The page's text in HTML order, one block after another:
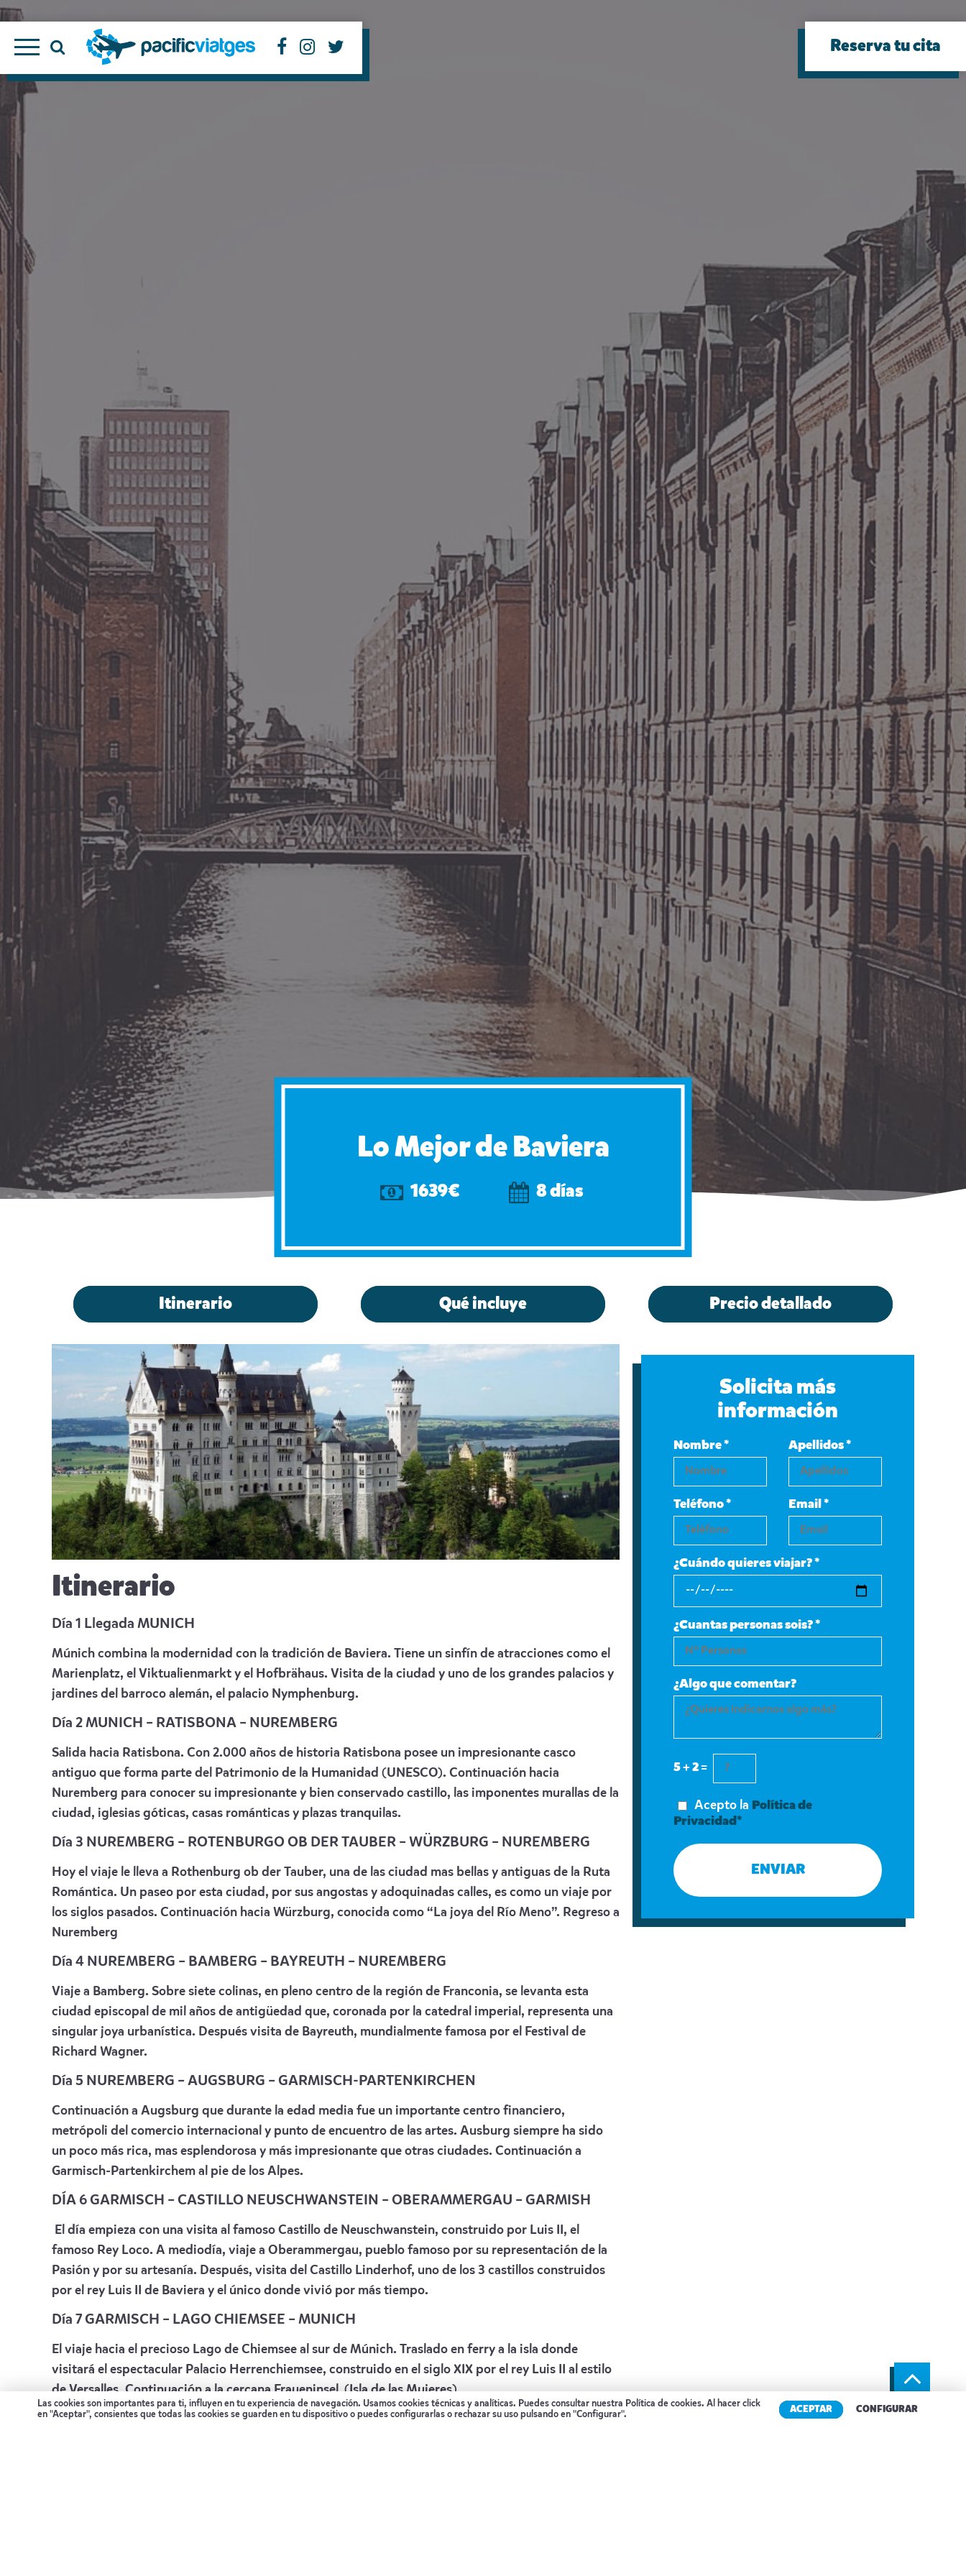
Reserva tu cita
Lo Mejor de Baviera
1639€ 8 días
Itinerario Qué incluye Precio detallado
Itinerario
Día 1 Llegada MUNICH
Múnich combina la modernidad con la tradición de Baviera. Tiene un sinfín de atracciones como el
Marienplatz, el Viktualienmarkt y el Hofbrähaus. Visita de la ciudad y uno de los grandes palacios y
jardines del barroco alemán, el palacio Nymphenburg.
Día 2 MUNICH – RATISBONA – NUREMBERG
Salida hacia Ratisbona. Con 2.000 años de historia Ratisbona posee un impresionante casco
antiguo que forma parte del Patrimonio de la Humanidad (UNESCO). Continuación hacia
Nuremberg para conocer su impresionante y bien conservado castillo, las imponentes murallas de la
ciudad, iglesias góticas, casas románticas y plazas tranquilas.
Día 3 NUREMBERG – ROTENBURGO OB DER TAUBER – WÜRZBURG – NUREMBERG
Hoy el viaje le lleva a Rothenburg ob der Tauber, una de las ciudad mas bellas y antiguas de la Ruta
Romántica. Un paseo por esta ciudad, por sus angostas y adoquinadas calles, es como un viaje por
los siglos pasados. Continuación hacia Würzburg, conocida como “La joya del Río Meno”. Regreso a
Nuremberg
Día 4 NUREMBERG – BAMBERG – BAYREUTH – NUREMBERG
Viaje a Bamberg. Sobre siete colinas, en pleno centro de la región de Franconia, se levanta esta
ciudad episcopal de mil años de antigüedad que, coronada por la catedral imperial, representa una
singular joya urbanística. Después visita de Bayreuth, mundialmente famosa por el Festival de
Richard Wagner.
Día 5 NUREMBERG – AUGSBURG – GARMISCH-PARTENKIRCHEN
Continuación a Augsburg que durante la edad media fue un importante centro financiero,
metrópoli del comercio internacional y punto de encuentro de las artes. Ausburg siempre ha sido
un poco más rica, mas esplendorosa y más impresionante que otras ciudades. Continuación a
Garmisch-Partenkirchem al pie de los Alpes.
DÍA 6 GARMISCH – CASTILLO NEUSCHWANSTEIN – OBERAMMERGAU – GARMISH
El día empieza con una visita al famoso Castillo de Neuschwanstein, construido por Luis II, el
famoso Rey Loco. A mediodía, viaje a Oberammergau, pueblo famoso por su representación de la
Pasión y por su artesanía. Después, visita del Castillo Linderhof, uno de los 3 castillos construidos
por el rey Luis II de Baviera y el único donde vivió por más tiempo.
Día 7 GARMISCH – LAGO CHIEMSEE – MUNICH
El viaje hacia el precioso Lago de Chiemsee al sur de Múnich. Traslado en ferry a la isla donde
visitará el espectacular Palacio Herrenchiemsee, construido en el siglo XIX por el rey Luis II al estilo
de Versalles. Continuación a la cercana Fraueninsel (Isla de las Mujeres).
Día 8 MUNICH
Solicita más
información
Nombre * Apellidos *
Teléfono * Email *
¿Cuándo quieres viajar? *
¿Cuantas personas sois? *
¿Algo que comentar?
5 + 2 =
Acepto la Política de
Privacidad*
ENVIAR
Las cookies son importantes para ti, influyen en tu experiencia de navegación. Usamos cookies técnicas y analíticas. Puedes consultar nuestra Política de cookies. Al hacer click
en "Aceptar", consientes que todas las cookies se guarden en tu dispositivo o puedes configurarlas o rechazar su uso pulsando en "Configurar".
ACEPTAR CONFIGURAR